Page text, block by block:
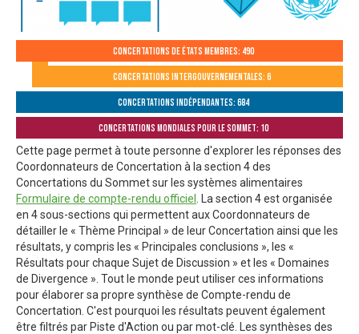
Concertations de États membres: 490
Concertations intergouvernementales: 6
Concertations indépendantes: 684
Concertations mondiales pour le Sommet: 10
Cette page permet à toute personne d'explorer les réponses des
Coordonnateurs de Concertation à la section 4 des
Concertations du Sommet sur les systèmes alimentaires
Formulaire de compte-rendu officiel
. La section 4 est organisée
en 4 sous-sections qui permettent aux Coordonnateurs de
détailler le « Thème Principal » de leur Concertation ainsi que les
résultats, y compris les « Principales conclusions », les «
Résultats pour chaque Sujet de Discussion » et les « Domaines
de Divergence ». Tout le monde peut utiliser ces informations
pour élaborer sa propre synthèse de Compte-rendu de
Concertation. C'est pourquoi les résultats peuvent également
être filtrés par Piste d'Action ou par mot-clé. Les synthèses des